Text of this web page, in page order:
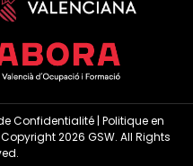
Confidentialité| Politique en
2026 GSW. All Rights